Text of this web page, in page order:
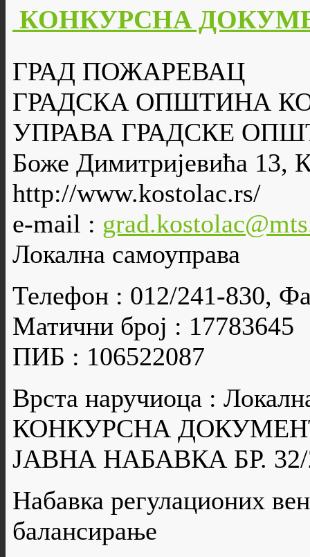
КОНКУРСНА
ГРАД ПОЖАРЕВАЦ
ГРАДСКА ОПШТИНА
УПРАВА ГРАДСКЕ
Боже Димитријевића 13,
http://www.kostolac.rs/
e-mail :
Локална самоуправа
Телефон : 012/241-830,
Матични број : 17783645
ПИБ : 106522087
Врста наручиоца :
КОНКУРСНА
ЈАВНА НАБАВКА БР. 32/
Набавка регулационих
балансирање